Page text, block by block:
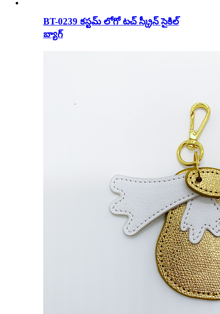
BT-0239 కస్టమ్ లోగో టచ్ స్క్రీన్ సైకిల్
బ్యాగ్